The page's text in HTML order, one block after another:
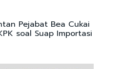
Pejabat Bea Cukai
soal Suap Importasi